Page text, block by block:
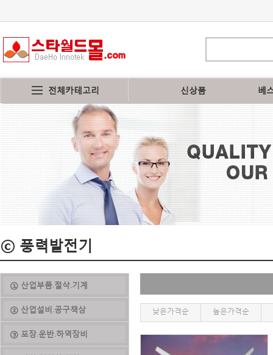
전체카테고리 신상품 베
ⓒ 풍력발전기
① 산업부품.절삭.기계
② 산업설비.공구책상
③ 포장.운반.하역장비
낮은가격순 높은가격순